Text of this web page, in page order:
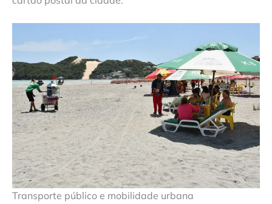
Transporte público e mobilidade urbana